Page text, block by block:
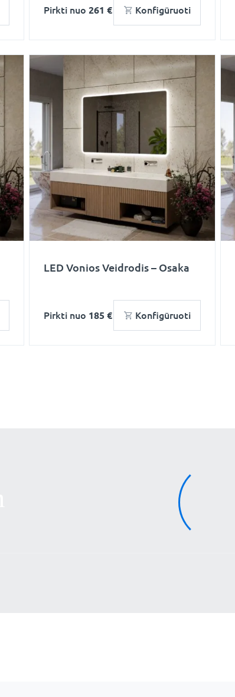
Pirkti nuo 261 € Konfigūruoti
LED Vonios Veidrodis – Osaka
Pirkti nuo 185 € Konfigūruoti